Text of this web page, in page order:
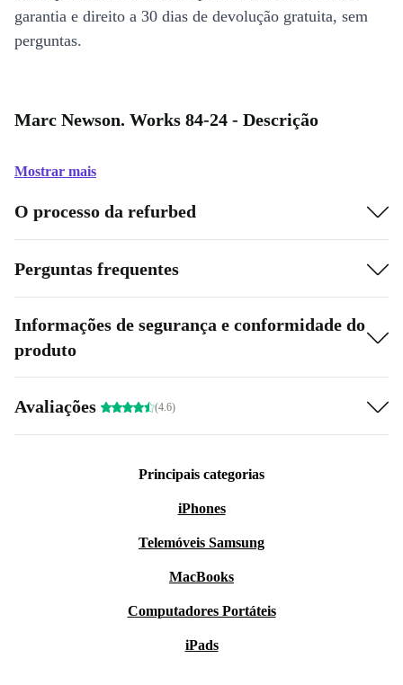
garantia e direito a 30 dias de devolução gratuita, sem
perguntas.
Marc Newson. Works 84-24 - Descrição
Mostrar mais
O processo da refurbed
Perguntas frequentes
Informações de segurança e conformidade do
produto
Avaliações (4.6)
Principais categorias
iPhones
Telemóveis Samsung
MacBooks
Computadores Portáteis
iPads